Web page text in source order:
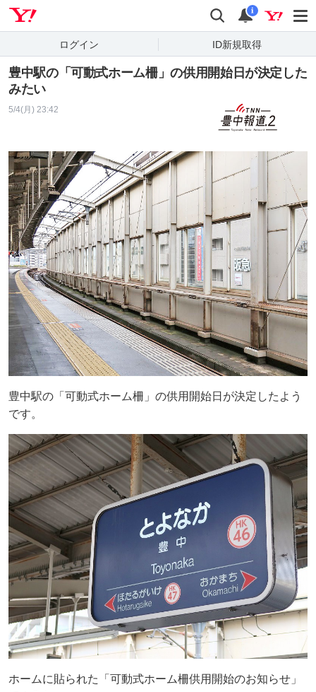
検索 通知
i
ログイン ID新規取得
豊中駅の「可動式ホーム柵」の供用開始日が決定した
みたい
5/4(月) 23:42
豊中駅の「可動式ホーム柵」の供用開始日が決定したよう
です。
ホームに貼られた「可動式ホーム柵供用開始のお知らせ」